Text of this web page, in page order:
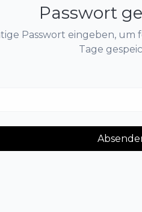
Passwort
Passwort eingeben,
Tage